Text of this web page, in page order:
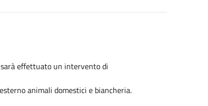
effettuato un intervento di
animali domestici e biancheria.